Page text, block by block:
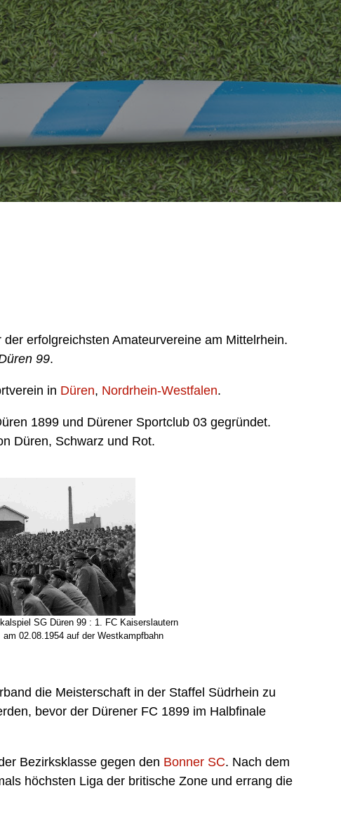
erfolgreichsten Amateurvereine am Mittelrhein.
99.
in Düren, Nordrhein-Westfalen.
1899 und Dürener Sportclub 03 gegründet.
Düren, Schwarz und Rot.
SG Düren 99 : 1. FC Kaiserslautern
am 02.08.1954 auf der Westkampfbahn
die Meisterschaft in der Staffel Südrhein zu
bevor der Dürener FC 1899 im Halbfinale
Bezirksklasse gegen den Bonner SC. Nach dem
höchsten Liga der britische Zone und errang die